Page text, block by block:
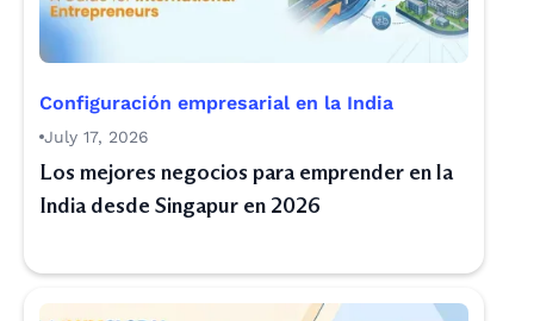
Configuración empresarial en la India
July 17, 2026
Los mejores negocios para emprender en la
India desde Singapur en 2026